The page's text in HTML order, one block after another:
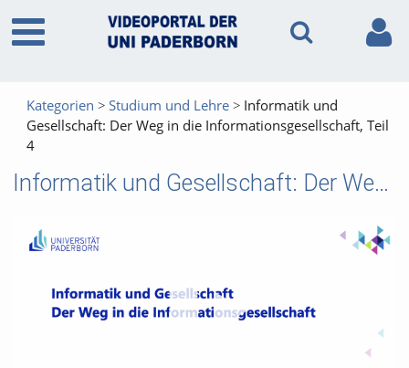
Kategorien Studium und Lehre
Informatik und
Gesellschaft: Der Weg in die Informationsgesellschaft, Teil
4
Informatik und Gesellschaft: Der Weg in die Informationsgesellschaft, Teil 4